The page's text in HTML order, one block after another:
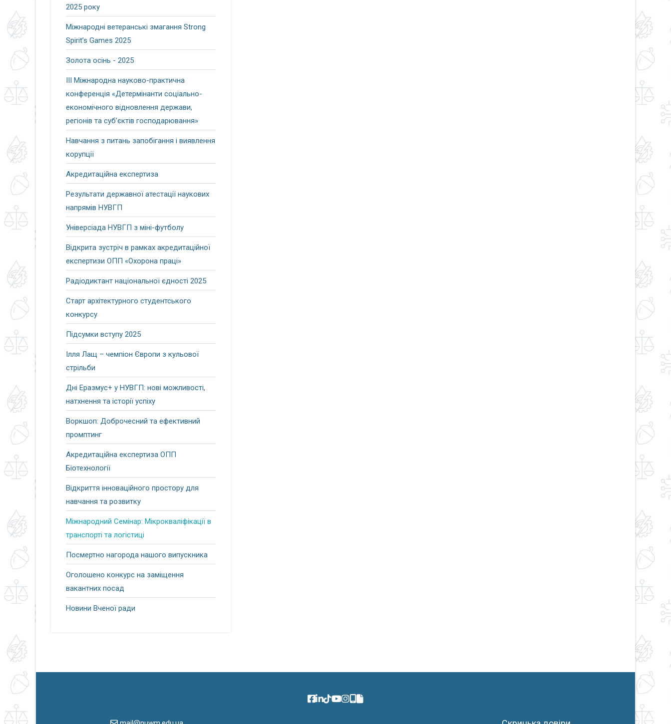
2025 року
Міжнародні ветеранські змагання Strong
Spirit’s Games 2025
Золота осінь - 2025
ІІІ Міжнародна науково-практична
конференція «Детермінанти соціально-
економічного відновлення держави,
регіонів та суб’єктів господарювання»
Навчання з питань запобігання і виявлення
корупції
Акредитаційна експертиза
Результати державної атестації наукових
напрямів НУВГП
Універсіада НУВГП з міні-футболу
Відкрита зустріч в рамках акредитаційної
експертизи ОПП «Охорона праці»
Радіодиктант національної єдності 2025
Старт архітектурного студентського
конкурсу
Підсумки вступу 2025
Ілля Лащ – чемпіон Європи з кульової
стрільби
Дні Еразмус+ у НУВГП: нові можливості,
натхнення та історії успіху
Воркшоп: Доброчесний та ефективний
промптинг
Акредитаційна експертиза ОПП
Біотехнології
Відкриття інноваційного простору для
навчання та розвитку
Міжнародний Семінар: Мікрокваліфікації в
транспорті та логістиці
Посмертно нагорода нашого випускника
Оголошено конкурс на заміщення
вакантних посад
Новини Вченої ради